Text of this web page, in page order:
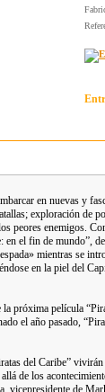
en nuevas y
exploración de
peores enemigos.
en el fin de mundo”,
mientras se
en la piel del
próxima película
el año pasado,
del Caribe”
de los
vicepresidente de